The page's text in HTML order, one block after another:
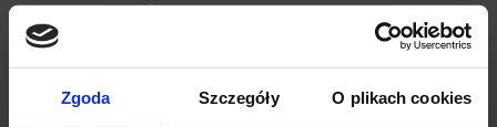
Zgoda Szczegóły O plikach cookies
Specjalista Okulistyki II stopnia
Doświadczenie zawodowe